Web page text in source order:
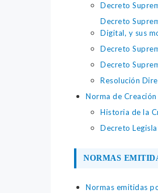
Decreto
Decreto
Digital, y sus
Decreto
Decreto
Resolución
Norma de
Historia de la
Decreto
NORMAS
Normas emitidas